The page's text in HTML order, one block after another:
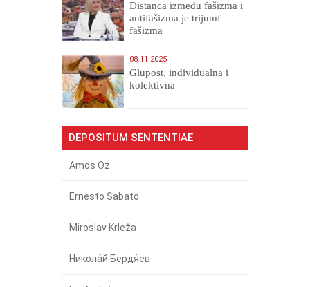
Distanca između fašizma i
antifašizma je trijumf
fašizma
08.11.2025
Glupost, individualna i
kolektivna
DEPOSITUM SENTENTIAE
Amos Oz
Ernesto Sabato
Miroslav Krleža
Никола́й Бердя́ев